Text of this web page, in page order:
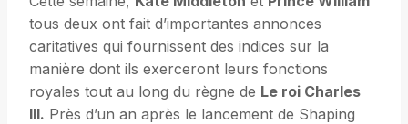
tous deux ont fait d’importantes annonces
caritatives qui fournissent des indices sur la
manière dont ils exerceront leurs fonctions
royales tout au long du règne de Le roi Charles
III. Près d’un an après le lancement de Shaping